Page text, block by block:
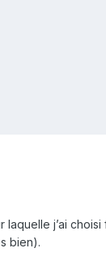
j’ai
bien).